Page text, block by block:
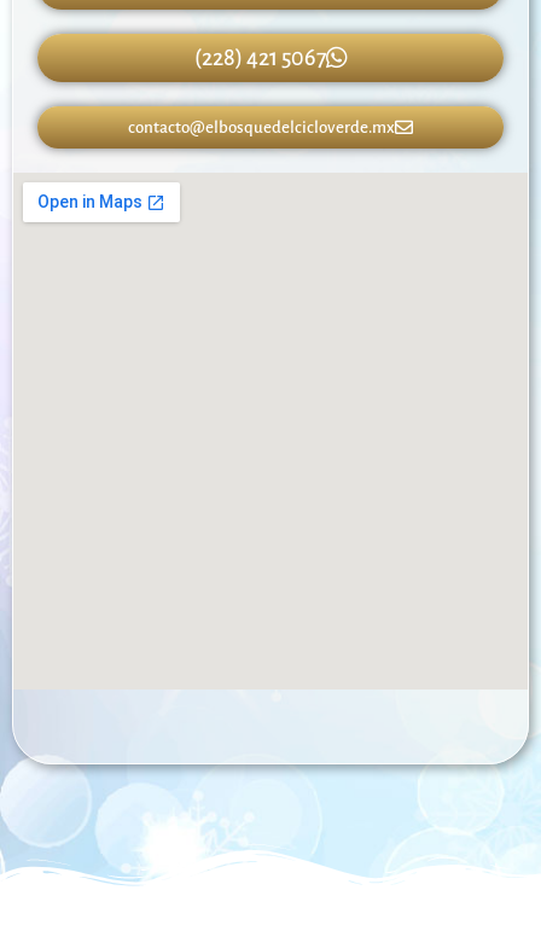
(228) 421 5067
contacto@elbosquedelcicloverde.mx